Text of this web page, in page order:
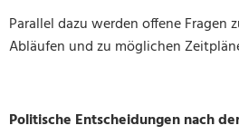
Parallel dazu werden offene Fragen
Abläufen und zu möglichen
Politische Entscheidungen nach